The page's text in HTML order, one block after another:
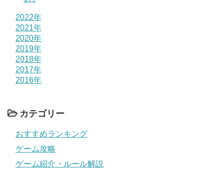
2022年
2021年
2020年
2019年
2018年
2017年
2016年
カテゴリー
おすすめランキング
ゲーム攻略
ゲーム紹介・ルール解説